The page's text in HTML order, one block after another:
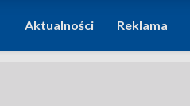
Aktualności Reklama